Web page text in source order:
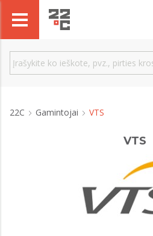
22C Gamintojai VTS
VTS